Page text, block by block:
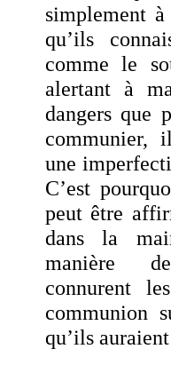
simplement
qu’ils
comme le
alertant à
dangers que
communier,
une
C’est
peut être
dans la
manière
connurent
communion
qu’ils